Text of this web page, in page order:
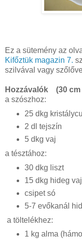
Ez a sütemény az
Kifőztük magazin 7.
szilvával vagy
Hozzávalók (30 cm
a szószhoz:
25 dkg
2 dl tejszín
5 dkg vaj
a tésztához:
30 dkg liszt
15 dkg hideg vaj
csipet só
5-7 evőkanál
a töltelékhez:
1 kg alma